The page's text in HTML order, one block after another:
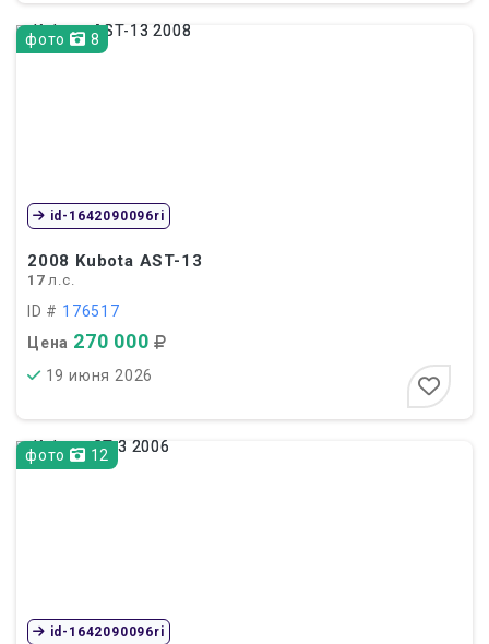
фото 8
2008 Kubota AST-13
17л.с.
ID # 176517
Цена 270 000
id-1642090096ri
19 июня 2026
фото 12
id-1642090096ri